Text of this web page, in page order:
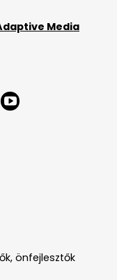
Media
önfejlesztők